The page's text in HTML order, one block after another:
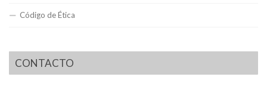
Código de Ética
CONTACTO